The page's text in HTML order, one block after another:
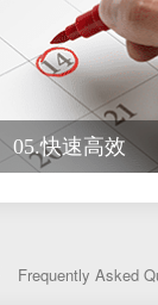
05.快速高效
Frequently Asked